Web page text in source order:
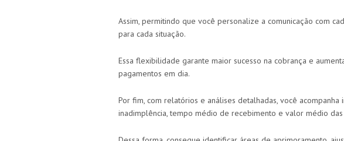
Assim, permitindo que você personalize a comunicação com
para cada situação.
Essa flexibilidade garante maior sucesso na cobrança e
pagamentos em dia.
Por fim, com relatórios e análises detalhadas, você acompanha
inadimplência, tempo médio de recebimento e valor médio das